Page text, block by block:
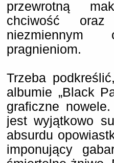
przewrotną
chciwość
pragnieniom.
Trzeba
albumie „Black
graficzne
jest wyjątkowo
absurdu
imponujący